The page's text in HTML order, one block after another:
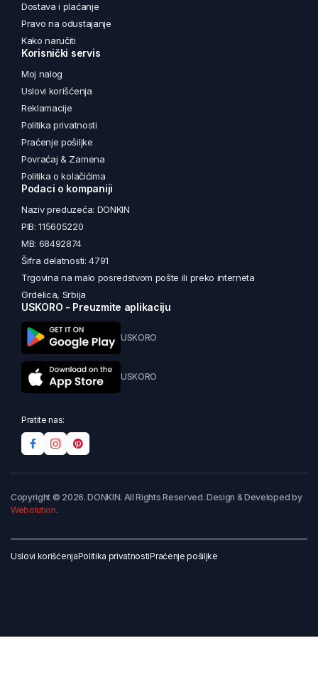
Dostava i plaćanje
Pravo na odustajanje
Kako naručiti
Korisnički servis
Moj nalog
Uslovi korišćenja
Reklamacije
Politika privatnosti
Praćenje pošiljke
Povraćaj & Zamena
Politika o kolačićima
Podaci o kompaniji
Naziv preduzeća: DONKIN
PIB: 115605220
MB: 68492874
Šifra delatnosti: 4791
Trgovina na malo posredstvom pošte ili preko interneta
Grdelica, Srbija
USKORO - Preuzmite aplikaciju
USKORO
USKORO
Pratite nas:
Copyright © 2026. DONKIN. All Rights Reserved. Design & Developed by
Webolution.
Uslovi korišćenjaPolitika privatnostiPraćenje pošiljke